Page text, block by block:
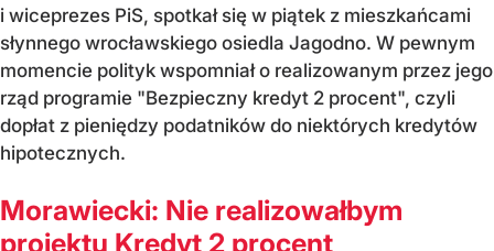
i wiceprezes PiS, spotkał się w piątek z mieszkańcami
słynnego wrocławskiego osiedla Jagodno. W pewnym
momencie polityk wspomniał o realizowanym przez jego
rząd programie "Bezpieczny kredyt 2 procent", czyli
dopłat z pieniędzy podatników do niektórych kredytów
hipotecznych.
Morawiecki: Nie realizowałbym
projektu Kredyt 2 procent